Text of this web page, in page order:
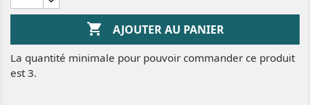
 AJOUTER AU PANIER
La quantité minimale pour pouvoir commander ce produit
est 3.